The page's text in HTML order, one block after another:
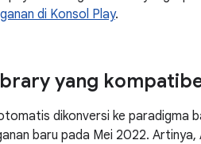
di Konsol Play.
yang
dikonversi ke paradigma
baru pada Mei 2022.